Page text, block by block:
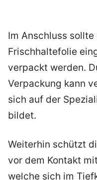
Im Anschluss
Frischhaltefolie
verpackt werden.
Verpackung kann
sich auf der
bildet.
Weiterhin schützt
vor dem Kontakt
welche sich im